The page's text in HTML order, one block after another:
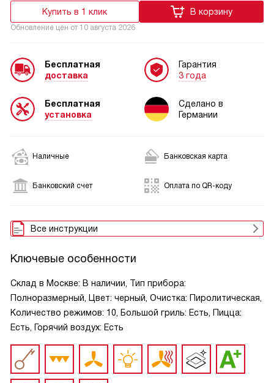
Купить в 1 клик В корзину
Обновление цен от 10 августа 2026
Бесплатная
доставка
Бесплатная
установка
Гарантия
3 года
Сделано в
Германии
Наличные Банковская карта
Банковский счет Оплата по QR-коду
Все инструкции
Ключевые особенности
Склад в Москве: В наличии, Тип прибора:
Полноразмерный, Цвет: черный, Очистка: Пиролитическая,
Количество режимов: 10, Большой гриль: Есть, Пицца:
Есть, Горячий воздух: Есть